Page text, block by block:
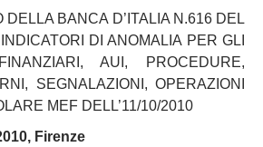
DELLA BANCA D’ITALIA N.616 DEL
DI ANOMALIA PER GLI
AUI, PROCEDURE,
SEGNALAZIONI, OPERAZIONI
MEF DELL’11/10/2010
Firenze